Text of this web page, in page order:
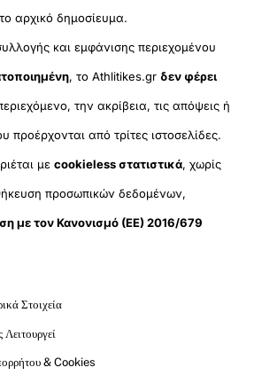
αρχικό δημοσίευμα.
και εμφάνισης περιεχομένου
, το Athlitikes.gr δεν φέρει
την ακρίβεια, τις απόψεις ή
προέρχονται από τρίτες ιστοσελίδες.
μεcookieless στατιστικά, χωρίς
προσωπικών δεδομένων,
με τον Κανονισμό (ΕΕ) 2016/679
Στοιχεία
& Cookies